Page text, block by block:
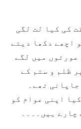
کی کیا لت لگی
اچھے دکھا دیتے
میں لگے
ظلم و ستم کے
تھے۔
اپنی عوام کو
ہیں۔۔۔۔